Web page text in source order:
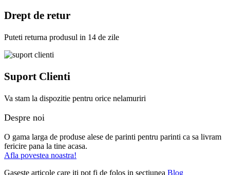
Drept de retur
Puteti returna produsul in 14 de zile
Suport Clienti
Va stam la dispozitie pentru orice nelamuriri
Despre noi
O gama larga de produse alese de parinti pentru parinti ca sa livram
fericire pana la tine acasa.
Afla povestea noastra!
Gaseste articole care iti pot fi de folos in sectiunea Blog